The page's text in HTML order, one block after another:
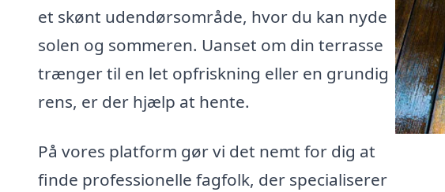
et skønt udendørsområde, hvor du kan nyde
solen og sommeren. Uanset om din terrasse
trænger til en let opfriskning eller en grundig
rens, er der hjælp at hente.
På vores platform gør vi det nemt for dig at
finde professionelle fagfolk, der specialiserer